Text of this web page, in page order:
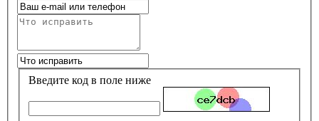
Введите код в поле ниже